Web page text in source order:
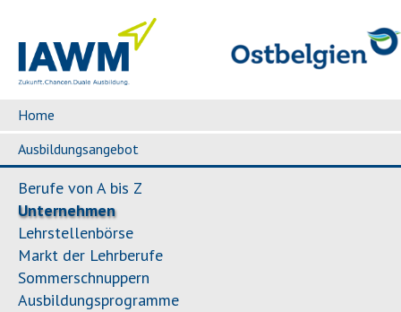
Home
Ausbildungsangebot
Berufe von A bis Z
Unternehmen
Lehrstellenbörse
Markt der Lehrberufe
Sommerschnuppern
Ausbildungsprogramme